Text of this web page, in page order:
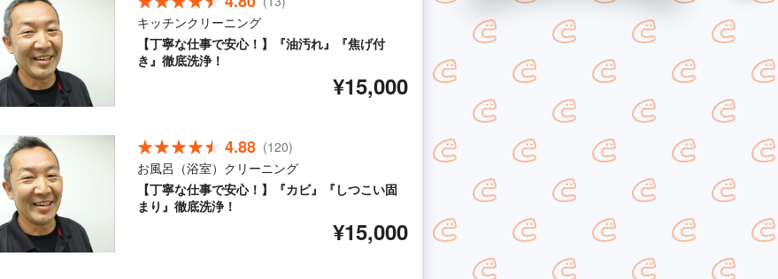
キッチンクリーニング
【丁寧な仕事で安心！】『油汚れ』『焦げ付
き』徹底洗浄！
¥15,000
4.88 (120)
お風呂（浴室）クリーニング
【丁寧な仕事で安心！】『カビ』『しつこい固
まり』徹底洗浄！
¥15,000